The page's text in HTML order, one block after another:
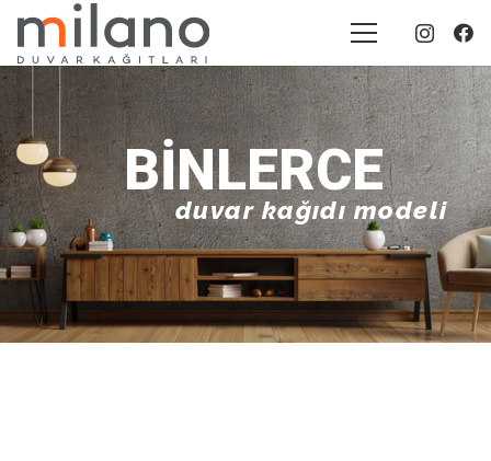
BINLERCE
duvar kağıdı modeli